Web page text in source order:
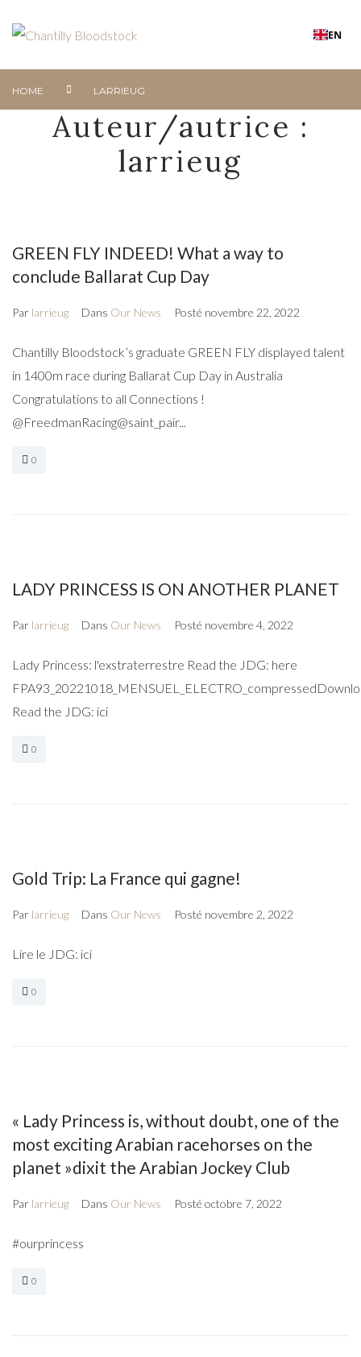
EN
HOME LARRIEUG
Auteur/autrice :
larrieug
GREEN FLY INDEED! What a way to
conclude Ballarat Cup Day
Par larrieug Dans Our News Posté novembre 22, 2022
Chantilly Bloodstock’s graduate GREEN FLY displayed talent
in 1400m race during Ballarat Cup Day in Australia
Congratulations to all Connections !
@FreedmanRacing@saint_pair...
0
LADY PRINCESS IS ON ANOTHER PLANET
Par larrieug Dans Our News Posté novembre 4, 2022
Lady Princess: l'exstraterrestre Read the JDG: here
Read the JDG: ici
0
Gold Trip: La France qui gagne!
Par larrieug Dans Our News Posté novembre 2, 2022
Lire le JDG: ici
0
« Lady Princess is, without doubt, one of the
most exciting Arabian racehorses on the
planet »dixit the Arabian Jockey Club
Par larrieug Dans Our News Posté octobre 7, 2022
#ourprincess
0